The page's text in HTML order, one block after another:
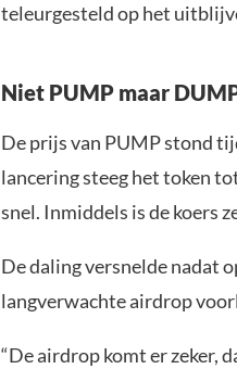
teleurgesteld op het
Niet PUMP maar
De prijs van PUMP stond
lancering steeg het token
snel. Inmiddels is de koers
De daling versnelde nadat
langverwachte airdrop
“De airdrop komt er zeker,